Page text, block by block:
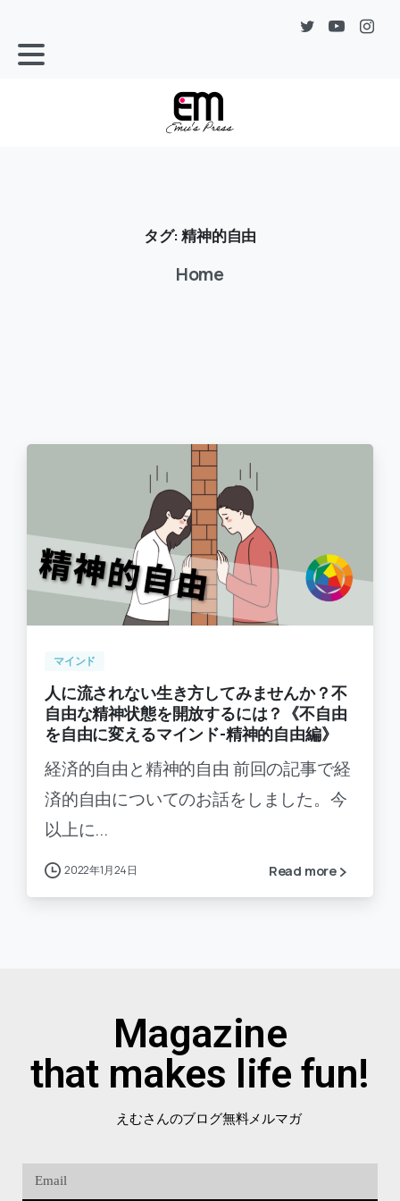
タグ:精神的自由
Home
0 -
マインド
人に流されない生き方してみませんか？不
自由な精神状態を開放するには？《不自由
を自由に変えるマインド-精神的自由編》
経済的自由と精神的自由 前回の記事で経
済的自由についてのお話をしました。今
以上に...
2022年1月24日 Read more
Magazine
that makes life fun!
えむさんのブログ無料メルマガ